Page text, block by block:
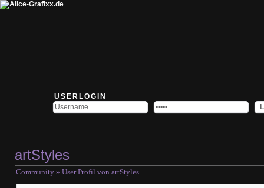
USERLOGIN
artStyles
Community » User Profil von artStyles